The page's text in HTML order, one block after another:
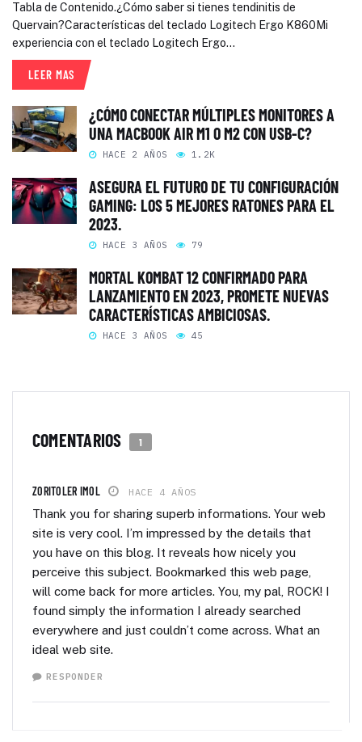
Tabla de Contenido.¿Cómo saber si tienes tendinitis de
Quervain?Características del teclado Logitech Ergo K860Mi
experiencia con el teclado Logitech Ergo...
LEER MAS
¿CÓMO CONECTAR MÚLTIPLES MONITORES A
UNA MACBOOK AIR M1 O M2 CON USB-C?
HACE 2 AÑOS 1.2K
ASEGURA EL FUTURO DE TU CONFIGURACIÓN
GAMING: LOS 5 MEJORES RATONES PARA EL
2023.
HACE 3 AÑOS 79
MORTAL KOMBAT 12 CONFIRMADO PARA
LANZAMIENTO EN 2023, PROMETE NUEVAS
CARACTERÍSTICAS AMBICIOSAS.
HACE 3 AÑOS 45
COMENTARIOS 1
ZORITOLER IMOL HACE 4 AÑOS
Thank you for sharing superb informations. Your web
site is very cool. I’m impressed by the details that
you have on this blog. It reveals how nicely you
perceive this subject. Bookmarked this web page,
will come back for more articles. You, my pal, ROCK! I
found simply the information I already searched
everywhere and just couldn’t come across. What an
ideal web site.
RESPONDER